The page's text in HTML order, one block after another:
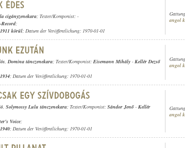
cigányzenekara; Texter/Komponist: -
;
1911 körül; Datum der Veröffentlichung: 1970-01-01
angol
,Domina tánczenekara; Texter/Komponist: Eisemann Mihály - Kellér Dezső
1934; Datum der Veröffentlichung: 1970-01-01
angol
, Solymossy Lulu tánczenekara; Texter/Komponist: Sándor Jenő- Kellér
Voice;
1940; Datum der Veröffentlichung: 1970-01-01
angol